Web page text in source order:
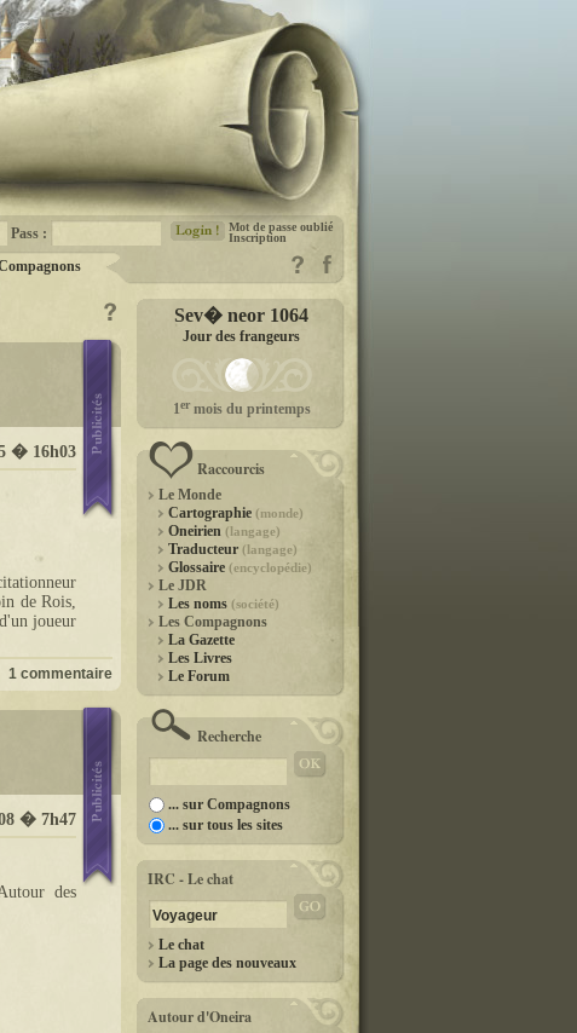
Pass :
Mot de passe oublié
Inscription
Sev� neor 1064
Jour des frangeurs
1ermois du printemps
Raccourcis
Le Monde
Cartographie (monde)
Oneirien (langage)
Traducteur (langage)
Glossaire (encyclopédie)
Le JDR
Les noms (société)
Les Compagnons
La Gazette
Les Livres
Le Forum
Recherche
... sur Compagnons
... sur tous les sites
IRC - Le chat
Le chat
La page des nouveaux
Autour d'Oneira
� 16h03
de Rois,
joueur
1 commentaire
� 7h47
des